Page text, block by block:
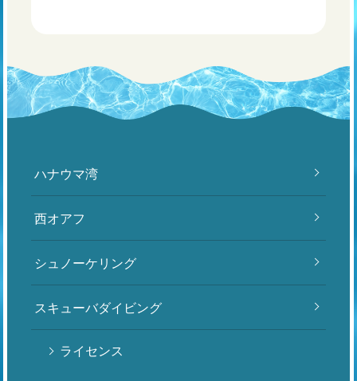
ハナウマ湾
西オアフ
シュノーケリング
スキューバダイビング
ライセンス